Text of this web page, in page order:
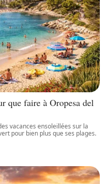
que faire à Oropesa del
vacances ensoleillées sur la
pour bien plus que ses plages.